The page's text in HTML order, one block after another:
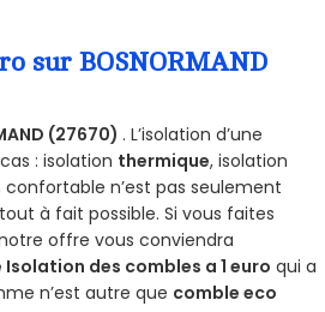
sur BOSNORMAND
(27670) . L’isolation d’une
: isolation thermique, isolation
n’est pas seulement
à fait possible. Si vous faites
offre vous conviendra
des combles a 1 euro qui a
n’est autre que comble eco